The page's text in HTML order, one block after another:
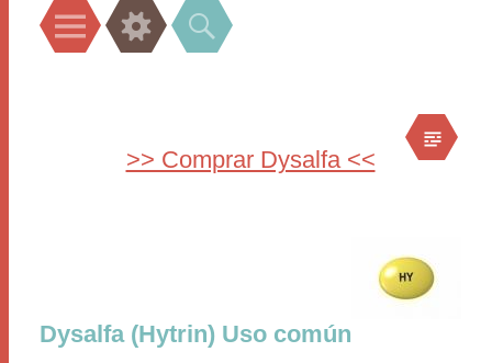
Menu Widgets Search
>> Comprar Dysalfa <<
Dysalfa (Hytrin) Uso común